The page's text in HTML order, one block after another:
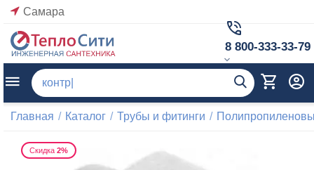
Самара
8 800-333-33-79
Главная / Каталог / Трубы и фитинги /
Скидка 2%